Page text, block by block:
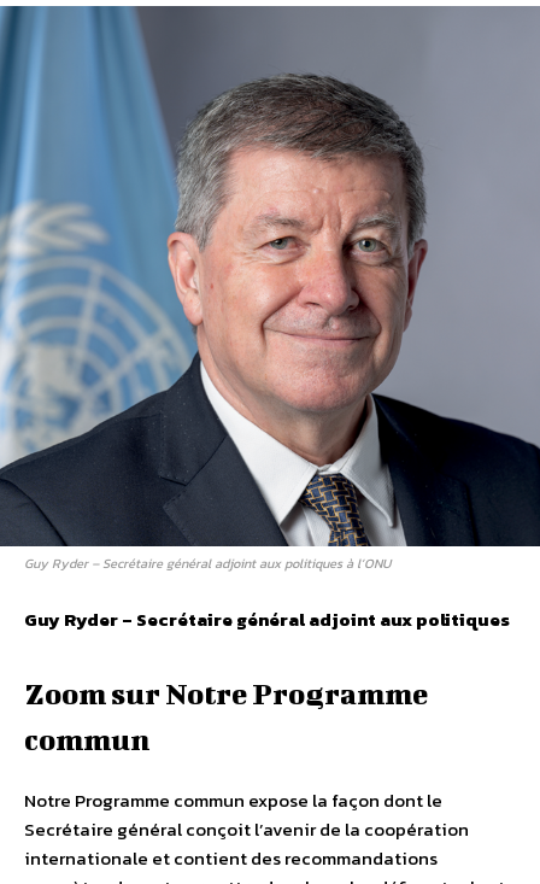
Guy Ryder – Secrétaire général adjoint aux politiques à l’ONU
Guy Ryder – Secrétaire général adjoint aux politiques
Zoom sur Notre Programme
commun
Notre Programme commun expose la façon dont le
Secrétaire général conçoit l’avenir de la coopération
internationale et contient des recommandations